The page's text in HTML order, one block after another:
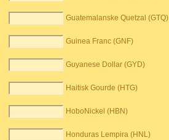
Guatemalanske Quetzal (GTQ)
Guinea Franc (GNF)
Guyanese Dollar (GYD)
Haitisk Gourde (HTG)
HoboNickel (HBN)
Honduras Lempira (HNL)